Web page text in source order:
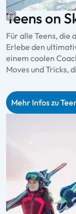
Teens on
Für alle Teens,
Erlebe den
einem coolen
Moves und Tricks,
Mehr Infos zu